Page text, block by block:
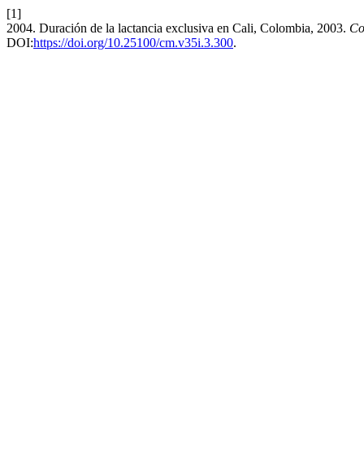
[1]
2004. Duración de la lactancia exclusiva en Cali, Colombia, 2003.
DOI:https://doi.org/10.25100/cm.v35i.3.300.